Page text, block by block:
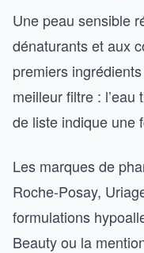
Une peau sensible
dénaturants et aux
premiers
meilleur filtre : l’eau
de liste indique une
Les marques de
Roche-Posay,
formulations
Beauty ou la